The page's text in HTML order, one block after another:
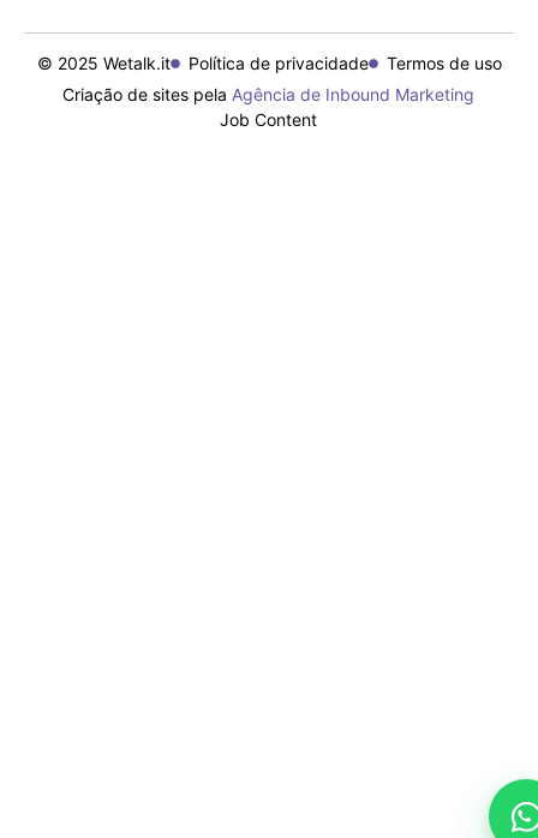
© 2025 Wetalk.it Política de privacidade
Termos de uso
Criação de sites pela Agência de Inbound Marketing
Job Content